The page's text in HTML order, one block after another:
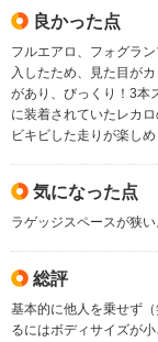
良かった点
フルエアロ、フォグラ
入したため、見た目が
があり、びっくり！3本
に装着されていたレカ
ビキビした走りが楽しめ
気になった点
ラゲッジスペースが狭い
総評
基本的に他人を乗せず
るにはボディサイズが